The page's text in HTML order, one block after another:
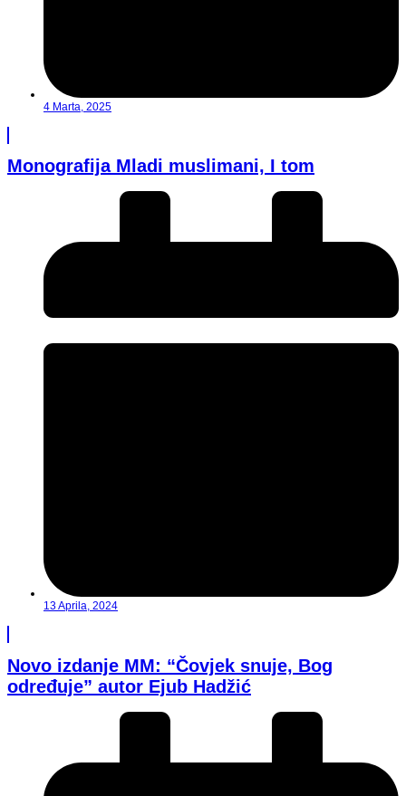
4 Marta, 2025
Monografija Mladi muslimani, I tom
13 Aprila, 2024
Novo izdanje MM: “Čovjek snuje, Bog
određuje” autor Ejub Hadžić